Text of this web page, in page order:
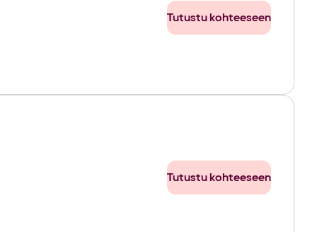
Tutustu kohteeseen
Tutustu kohteeseen